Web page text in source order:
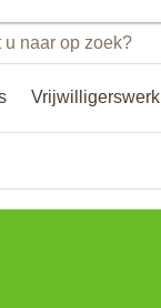
Vrijwilligerswerk